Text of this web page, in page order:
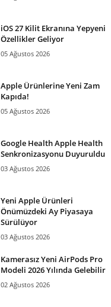
iOS 27 Kilit Ekranına Yepyeni
Özellikler Geliyor
05 Ağustos 2026
Apple Ürünlerine Yeni Zam
Kapıda!
05 Ağustos 2026
Google Health Apple Health
Senkronizasyonu Duyuruldu
03 Ağustos 2026
Yeni Apple Ürünleri
Önümüzdeki Ay Piyasaya
Sürülüyor
03 Ağustos 2026
Kamerasız Yeni AirPods Pro
Modeli 2026 Yılında Gelebilir
02 Ağustos 2026